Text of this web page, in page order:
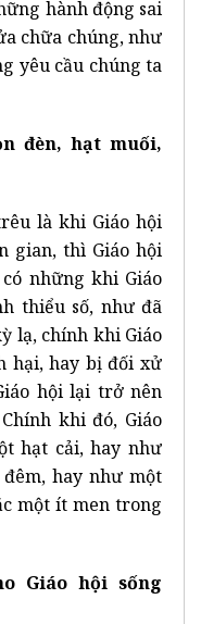
hành động sai
chữa chúng, như
yêu cầu chúng ta
đèn, hạt muối,
là khi Giáo hội
gian, thì Giáo hội
những khi Giáo
thiểu số, như đã
lạ, chính khi Giáo
hại, hay bị đối xử
hội lại trở nên
khi đó, Giáo
hạt cải, hay như
hay như một
một ít men trong
Giáo hội sống